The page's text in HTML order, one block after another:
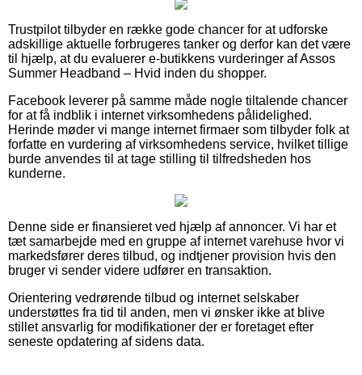
Trustpilot tilbyder en række gode chancer for at udforske
adskillige aktuelle forbrugeres tanker og derfor kan det være
til hjælp, at du evaluerer e-butikkens vurderinger af Assos
Summer Headband – Hvid inden du shopper.
Facebook leverer på samme måde nogle tiltalende chancer
for at få indblik i internet virksomhedens pålidelighed.
Herinde møder vi mange internet firmaer som tilbyder folk at
forfatte en vurdering af virksomhedens service, hvilket tillige
burde anvendes til at tage stilling til tilfredsheden hos
kunderne.
Denne side er finansieret ved hjælp af annoncer. Vi har et
tæt samarbejde med en gruppe af internet varehuse hvor vi
markedsfører deres tilbud, og indtjener provision hvis den
bruger vi sender videre udfører en transaktion.
Orientering vedrørende tilbud og internet selskaber
understøttes fra tid til anden, men vi ønsker ikke at blive
stillet ansvarlig for modifikationer der er foretaget efter
seneste opdatering af sidens data.